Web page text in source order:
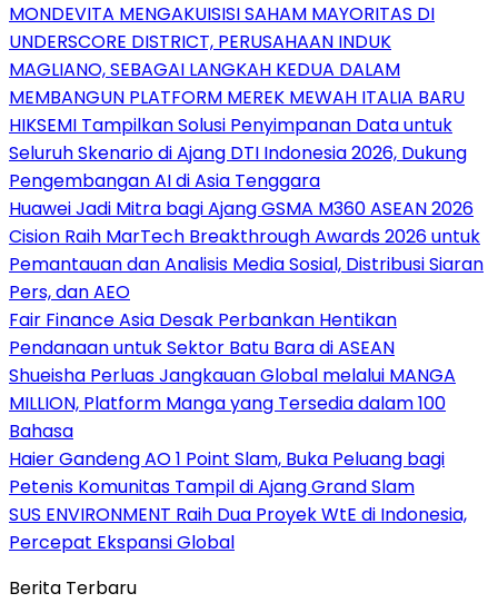
MONDEVITA MENGAKUISISI SAHAM MAYORITAS DI
UNDERSCORE DISTRICT, PERUSAHAAN INDUK
MAGLIANO, SEBAGAI LANGKAH KEDUA DALAM
MEMBANGUN PLATFORM MEREK MEWAH ITALIA BARU
HIKSEMI Tampilkan Solusi Penyimpanan Data untuk
Seluruh Skenario di Ajang DTI Indonesia 2026, Dukung
Pengembangan AI di Asia Tenggara
Huawei Jadi Mitra bagi Ajang GSMA M360 ASEAN 2026
Cision Raih MarTech Breakthrough Awards 2026 untuk
Pemantauan dan Analisis Media Sosial, Distribusi Siaran
Pers, dan AEO
Fair Finance Asia Desak Perbankan Hentikan
Pendanaan untuk Sektor Batu Bara di ASEAN
Shueisha Perluas Jangkauan Global melalui MANGA
MILLION, Platform Manga yang Tersedia dalam 100
Bahasa
Haier Gandeng AO 1 Point Slam, Buka Peluang bagi
Petenis Komunitas Tampil di Ajang Grand Slam
SUS ENVIRONMENT Raih Dua Proyek WtE di Indonesia,
Percepat Ekspansi Global
Berita Terbaru